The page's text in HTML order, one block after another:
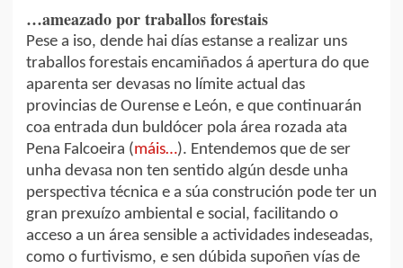
…ameazado por traballos forestais
Pese a iso, dende hai días estanse a realizar uns
traballos forestais encamiñados á apertura do que
aparenta ser devasas no límite actual das
provincias de Ourense e León, e que continuarán
coa entrada dun buldócer pola área rozada ata
Pena Falcoeira (máis…). Entendemos que de ser
unha devasa non ten sentido algún desde unha
perspectiva técnica e a súa construción pode ter un
gran prexuízo ambiental e social, facilitando o
acceso a un área sensible a actividades indeseadas,
como o furtivismo, e sen dúbida supoñen vías de